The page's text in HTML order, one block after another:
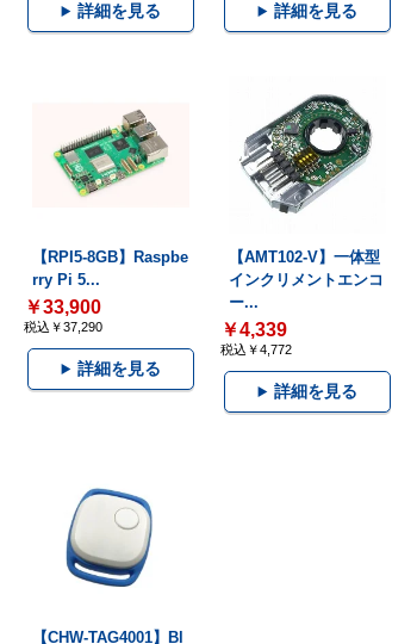
詳細を見る 詳細を見る
【RPI5-8GB】Raspbe
rry Pi 5...
￥33,900
税込￥37,290
詳細を見る
【AMT102-V】一体型
インクリメントエンコ
ー...
￥4,339
税込￥4,772
詳細を見る
【CHW-TAG4001】Bl